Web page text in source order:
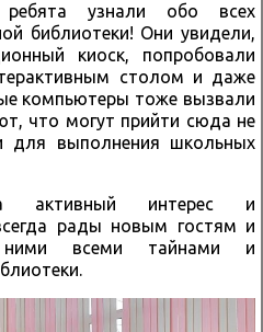
узнали обо всех
библиотеки! Они увидели,
киоск, попробовали
столом и даже
компьютеры тоже вызвали
что могут прийти сюда не
для выполнения школьных
активный интерес и
рады новым гостям и
всеми тайнами и